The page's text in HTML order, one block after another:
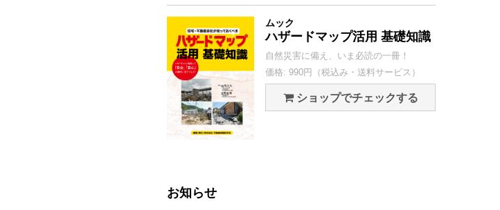
ムック
ハザードマップ活用 基礎知識
自然災害に備え、いま必読の一冊！
価格: 990円（税込み・送料サービス）
ショップでチェックする
お知らせ